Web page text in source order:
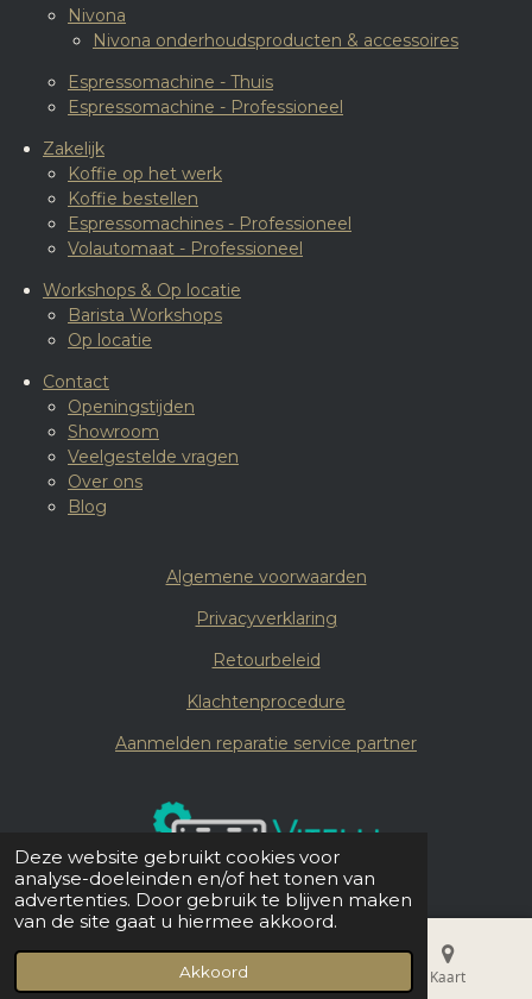
Deze website gebruikt cookies voor
analyse-doeleinden en/of het tonen van
advertenties. Door gebruik te blijven maken
van de site gaat u hiermee akkoord.
Akkoord
Nivona
Nivona onderhoudsproducten & accessoires
Espressomachine - Thuis
Espressomachine - Professioneel
Zakelijk
Koffie op het werk
Koffie bestellen
Espressomachines - Professioneel
Volautomaat - Professioneel
Workshops & Op locatie
Barista Workshops
Op locatie
Contact
Openingstijden
Showroom
Veelgestelde vragen
Over ons
Blog
Algemene voorwaarden
Privacyverklaring
Retourbeleid
Klachtenprocedure
Aanmelden reparatie service partner
Telefoonnummer Kaart